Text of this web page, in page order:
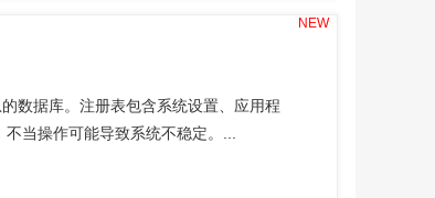
数据库。注册表包含系统设置、应用程
当操作可能导致系统不稳定。...
NEW